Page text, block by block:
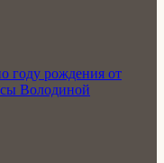
году рождения от
Володиной